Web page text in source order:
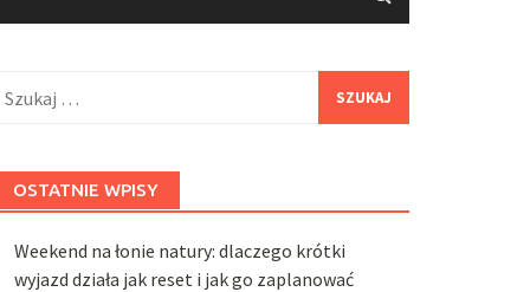
OSTATNIE WPISY
Weekend na łonie natury: dlaczego krótki
wyjazd działa jak reset i jak go zaplanować